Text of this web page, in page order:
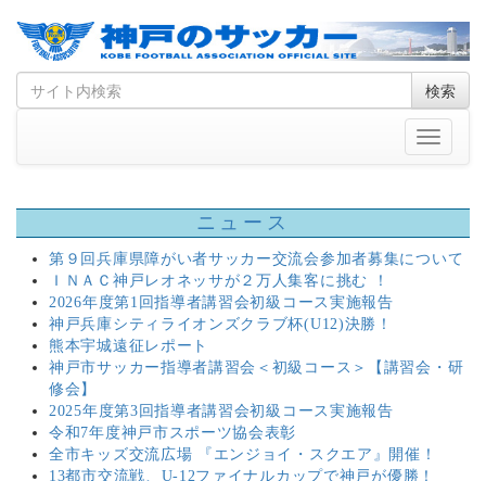
Skip
to
Search
for
検索
Toggle
ニュース
第９回兵庫県障がい者サッカー交流会参加者募集について
ＩＮＡＣ神戸レオネッサが２万人集客に挑む ！
2026年度第1回指導者講習会初級コース実施報告
神戸兵庫シティライオンズクラブ杯(U12)決勝！
熊本宇城遠征レポート
神戸市サッカー指導者講習会＜初級コース＞【講習会・研
修会】
2025年度第3回指導者講習会初級コース実施報告
令和7年度神戸市スポーツ協会表彰
全市キッズ交流広場 『エンジョイ・スクエア』開催！
13都市交流戦、U-12ファイナルカップで神戸が優勝！